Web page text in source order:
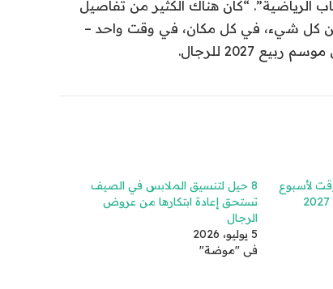
الرياضية”. “كان هناك الكثير من تفاصيل
من كل شيء، في كل مكان، في وقت واحد –
2027 للرجال.
لأسبوع
8 حيل لتنسيق الملابس في الصيف
تستحق إعادة ابتكارها من عروض
الرجال
5 يوليو، 2026
في "موضة"